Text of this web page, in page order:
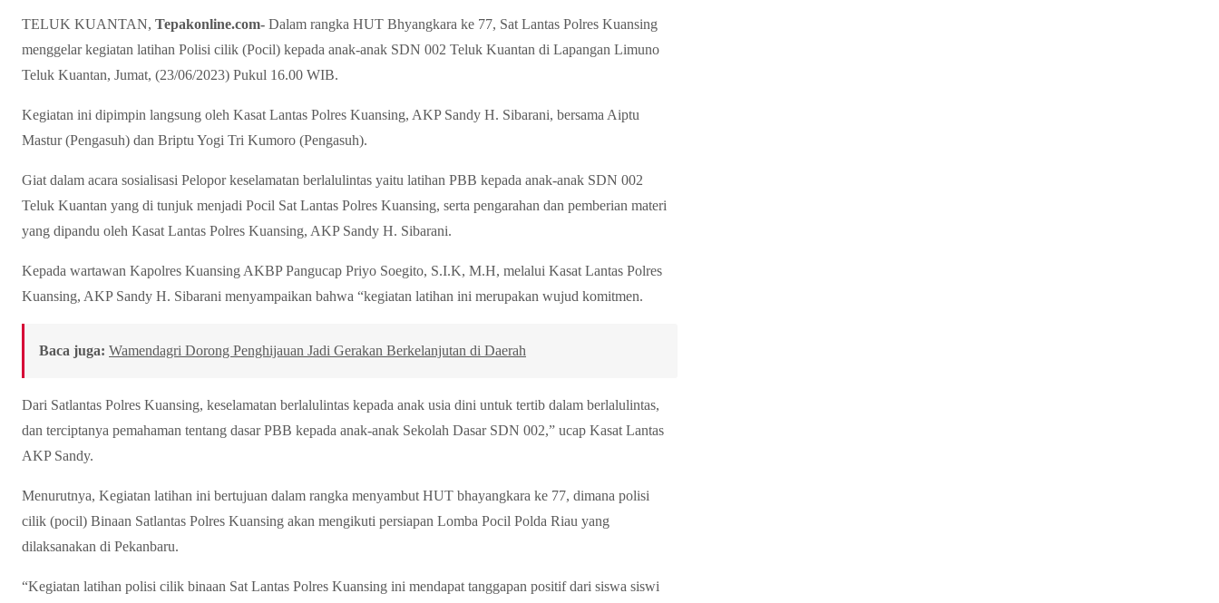
TELUK KUANTAN, Tepakonline.com- Dalam rangka HUT Bhyangkara ke 77, Sat Lantas Polres Kuansing
menggelar kegiatan latihan Polisi cilik (Pocil) kepada anak-anak SDN 002 Teluk Kuantan di Lapangan Limuno
Teluk Kuantan, Jumat, (23/06/2023) Pukul 16.00 WIB.
Kegiatan ini dipimpin langsung oleh Kasat Lantas Polres Kuansing, AKP Sandy H. Sibarani, bersama Aiptu
Mastur (Pengasuh) dan Briptu Yogi Tri Kumoro (Pengasuh).
Giat dalam acara sosialisasi Pelopor keselamatan berlalulintas yaitu latihan PBB kepada anak-anak SDN 002
Teluk Kuantan yang di tunjuk menjadi Pocil Sat Lantas Polres Kuansing, serta pengarahan dan pemberian materi
yang dipandu oleh Kasat Lantas Polres Kuansing, AKP Sandy H. Sibarani.
Kepada wartawan Kapolres Kuansing AKBP Pangucap Priyo Soegito, S.I.K, M.H, melalui Kasat Lantas Polres
Kuansing, AKP Sandy H. Sibarani menyampaikan bahwa “kegiatan latihan ini merupakan wujud komitmen.
Baca juga: Wamendagri Dorong Penghijauan Jadi Gerakan Berkelanjutan di Daerah
Dari Satlantas Polres Kuansing, keselamatan berlalulintas kepada anak usia dini untuk tertib dalam berlalulintas,
dan terciptanya pemahaman tentang dasar PBB kepada anak-anak Sekolah Dasar SDN 002,” ucap Kasat Lantas
AKP Sandy.
Menurutnya, Kegiatan latihan ini bertujuan dalam rangka menyambut HUT bhayangkara ke 77, dimana polisi
cilik (pocil) Binaan Satlantas Polres Kuansing akan mengikuti persiapan Lomba Pocil Polda Riau yang
dilaksanakan di Pekanbaru.
“Kegiatan latihan polisi cilik binaan Sat Lantas Polres Kuansing ini mendapat tanggapan positif dari siswa siswi